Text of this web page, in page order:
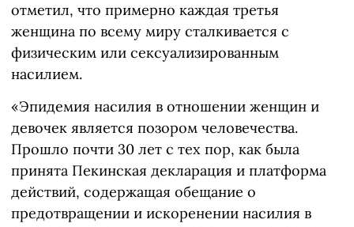
отметил, что примерно каждая третья
женщина по всему миру сталкивается с
физическим или сексуализированным
насилием.
«Эпидемия насилия в отношении женщин и
девочек является позором человечества.
Прошло почти 30 лет с тех пор, как была
принята Пекинская декларация и платформа
действий, содержащая обещание о
предотвращении и искоренении насилия в